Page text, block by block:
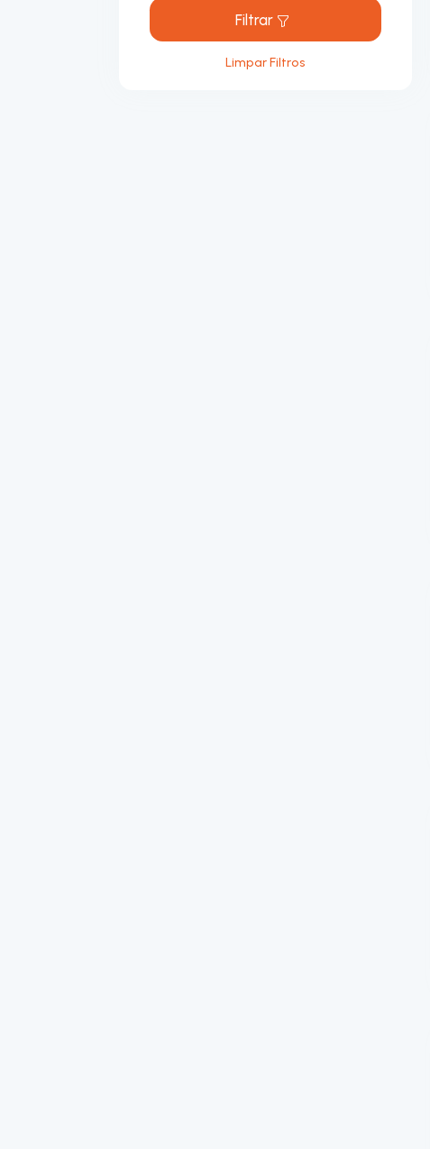
Filtrar
Limpar Filtros